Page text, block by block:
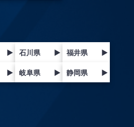
▶ 石川県 ▶ 福井県 ▶
▶ 岐阜県 ▶ 静岡県 ▶